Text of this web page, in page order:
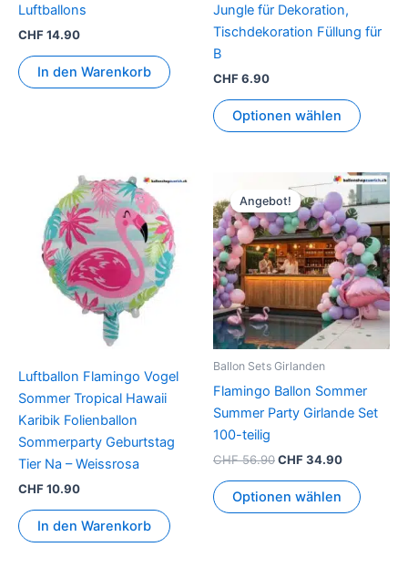
Luftballons
CHF14.90
In den Warenkorb
Jungle für Dekoration,
Tischdekoration Füllung für
B
CHF6.90
Optionen wählen
Luftballon Flamingo Vogel
Sommer Tropical Hawaii
Karibik Folienballon
Sommerparty Geburtstag
Tier Na – Weissrosa
CHF10.90
In den Warenkorb
Angebot!
Angebot!
Ballon Sets Girlanden
Flamingo Ballon Sommer
Summer Party Girlande Set
100-teilig
CHF56.90
Ursprünglicher
Preis
war:
CHF 56.90
CHF34.90
Aktueller
Preis
ist:
CHF
Optionen wählen